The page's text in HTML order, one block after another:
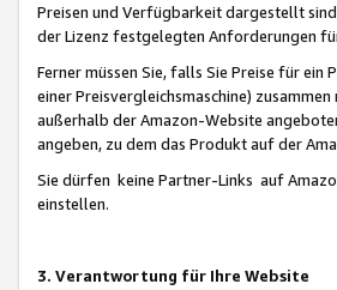
Preisen und Verfügbarkeit dargestellt
der Lizenz festgelegten Anforderungen
Ferner müssen Sie, falls Sie Preise für ein
einer Preisvergleichsmaschine)
außerhalb der Amazon-Website
angeben, zu dem das Produkt auf der
Sie dürfen keine Partner-Links auf
einstellen.
3. Verantwortung für Ihre Website